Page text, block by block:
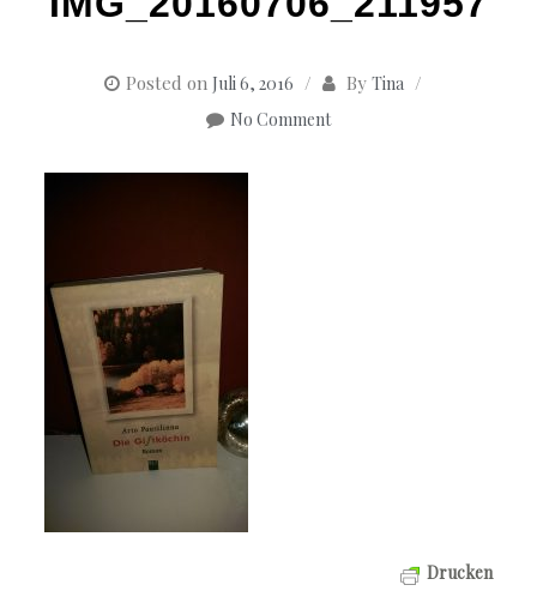
Posted on Juli 6, 2016 By Tina
No Comment
Drucken